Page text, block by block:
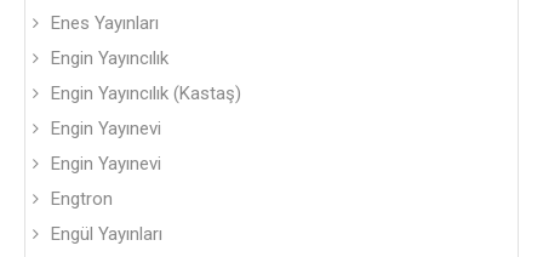
Enes Yayınları
Engin Yayıncılık
Engin Yayıncılık (Kastaş)
Engin Yayınevi
Engin Yayınevi
Engtron
Engül Yayınları